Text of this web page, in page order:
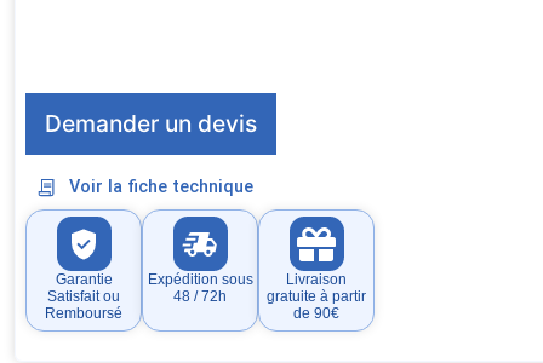
Demander un devis
Voir la fiche technique
Garantie
Satisfait ou
Remboursé
Expédition sous
48 / 72h
Livraison
gratuite à partir
de 90€